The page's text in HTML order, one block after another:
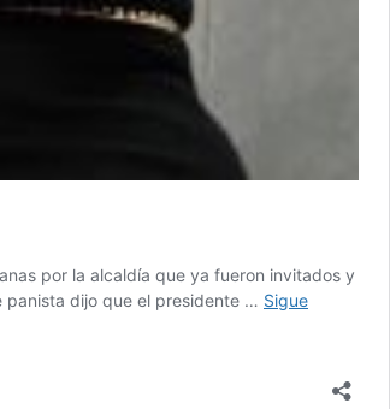
por la alcaldía que ya fueron invitados y
panista dijo que el presidente … Sigue